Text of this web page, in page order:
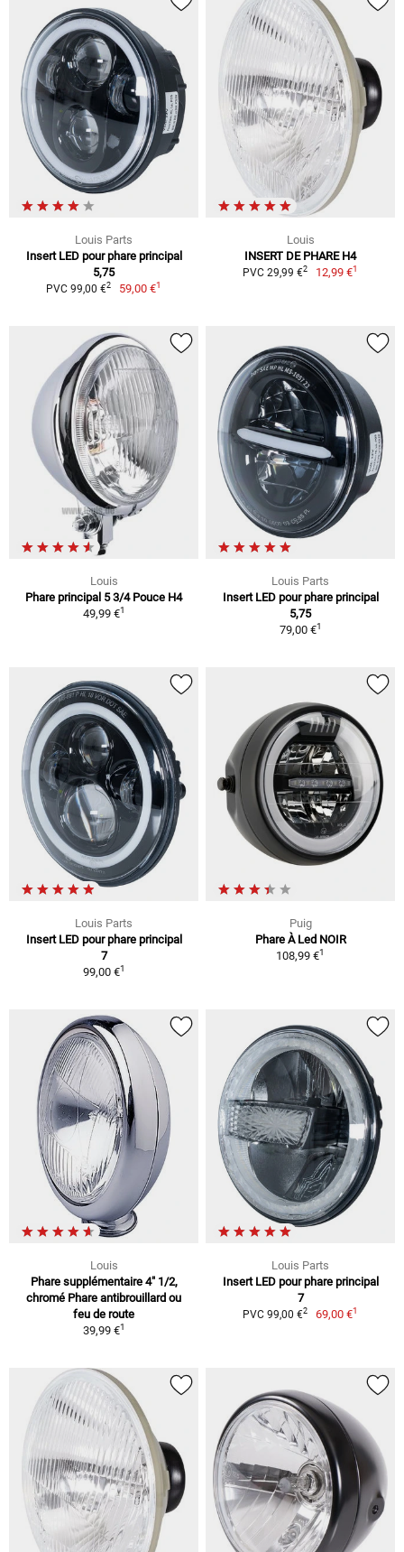
Louis Parts
Insert LED pour phare principal
5,75
PVC 99,00 €2 59,00 €1
Louis
INSERT DE PHARE H4
PVC 29,99 €2 12,99 €1
Louis
Phare principal 5 3/4 Pouce H4
49,99 €1
Louis Parts
Insert LED pour phare principal
5,75
79,00 €1
Louis Parts
Insert LED pour phare principal
7
99,00 €1
Puig
Phare À Led NOIR
108,99 €1
Louis
Phare supplémentaire 4" 1/2,
chromé Phare antibrouillard ou
feu de route
39,99 €1
Louis Parts
Insert LED pour phare principal
7
PVC 99,00 €2 69,00 €1